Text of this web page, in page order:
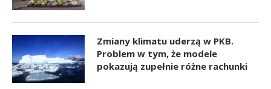
Zmiany klimatu uderzą w PKB.
Problem w tym, że modele
pokazują zupełnie różne rachunki